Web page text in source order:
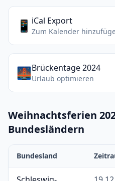
📱 iCal Export
Zum Kalender
🌉Brückentage 2024
Urlaub optimieren
Weihnachtsferien
Bundesländern
Bundesland